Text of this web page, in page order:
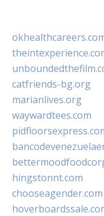
catfriends-bg.org
marianlives.org
waywardtees.com
hingstonnt.com
chooseagender.com